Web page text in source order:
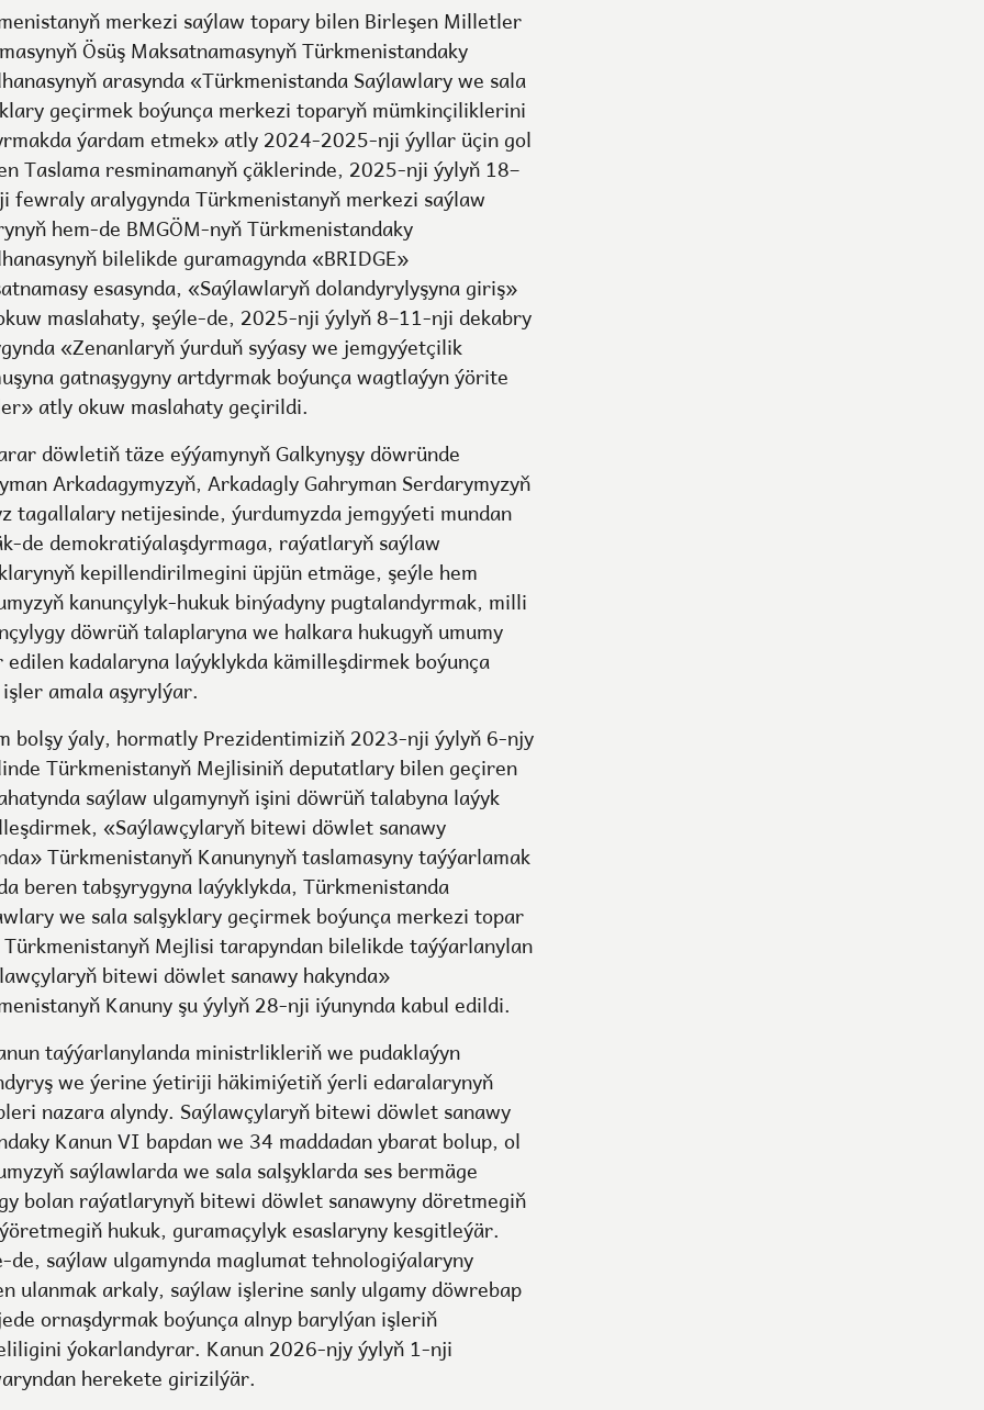
merkezi saýlaw topary bilen Birleşen Milletler
Ösüş Maksatnamasynyň Türkmenistandaky
arasynda «Türkmenistanda Saýlawlary we sala
geçirmek boýunça merkezi toparyň mümkinçiliklerini
ýardam etmek» atly 2024-2025-nji ýyllar üçin gol
Taslama resminamanyň çäklerinde, 2025-nji ýylyň 18–
fewraly aralygynda Türkmenistanyň merkezi saýlaw
hem-de BMGÖM-nyň Türkmenistandaky
bilelikde guramagynda «BRIDGE»
esasynda, «Saýlawlaryň dolandyrylyşyna giriş»
maslahaty, şeýle-de, 2025-nji ýylyň 8–11-nji dekabry
«Zenanlaryň ýurduň syýasy we jemgyýetçilik
gatnaşygyny artdyrmak boýunça wagtlaýyn ýörite
atly okuw maslahaty geçirildi.
döwletiň täze eýýamynyň Galkynyşy döwründe
Arkadagymyzyň, Arkadagly Gahryman Serdarymyzyň
tagallalary netijesinde, ýurdumyzda jemgyýeti mundan
de demokratiýalaşdyrmaga, raýatlaryň saýlaw
kepillendirilmegini üpjün etmäge, şeýle hem
kanunçylyk-hukuk binýadyny pugtalandyrmak, milli
döwrüň talaplaryna we halkara hukugyň umumy
kadalaryna laýyklykda kämilleşdirmek boýunça
amala aşyrylýar.
bolşy ýaly, hormatly Prezidentimiziň 2023-nji ýylyň 6-njy
Türkmenistanyň Mejlisiniň deputatlary bilen geçiren
saýlaw ulgamynyň işini döwrüň talabyna laýyk
«Saýlawçylaryň bitewi döwlet sanawy
Türkmenistanyň Kanunynyň taslamasyny taýýarlamak
beren tabşyrygyna laýyklykda, Türkmenistanda
we sala salşyklary geçirmek boýunça merkezi topar
Mejlisi tarapyndan bilelikde taýýarlanylan
bitewi döwlet sanawy hakynda»
Kanuny şu ýylyň 28-nji iýunynda kabul edildi.
taýýarlanylanda ministrlikleriň we pudaklaýyn
we ýerine ýetiriji häkimiýetiň ýerli edaralarynyň
nazara alyndy. Saýlawçylaryň bitewi döwlet sanawy
Kanun VI bapdan we 34 maddadan ybarat bolup, ol
saýlawlarda we sala salşyklarda ses bermäge
bolan raýatlarynyň bitewi döwlet sanawyny döretmegiň
hukuk, guramaçylyk esaslaryny kesgitleýär.
de, saýlaw ulgamynda maglumat tehnologiýalaryny
ulanmak arkaly, saýlaw işlerine sanly ulgamy döwrebap
ornaşdyrmak boýunça alnyp barylýan işleriň
ýokarlandyrar. Kanun 2026-njy ýylyň 1-nji
herekete girizilýär.